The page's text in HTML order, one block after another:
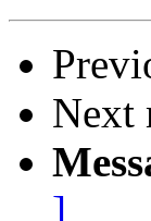
Next
]